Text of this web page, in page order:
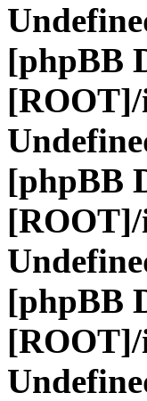
[phpBB
[ROOT]/
[phpBB
[ROOT]/
[phpBB
[ROOT]/